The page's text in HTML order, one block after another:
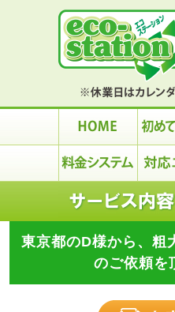
東京都のD様から、粗
のご依頼を